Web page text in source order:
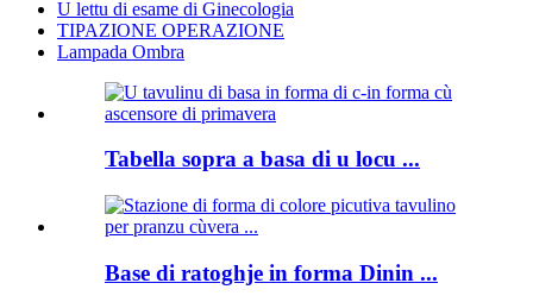
U lettu di esame di Ginecologia
TIPAZIONE OPERAZIONE
Lampada Ombra
Tabella sopra a basa di u locu ...
Base di ratoghje in forma Dinin ...